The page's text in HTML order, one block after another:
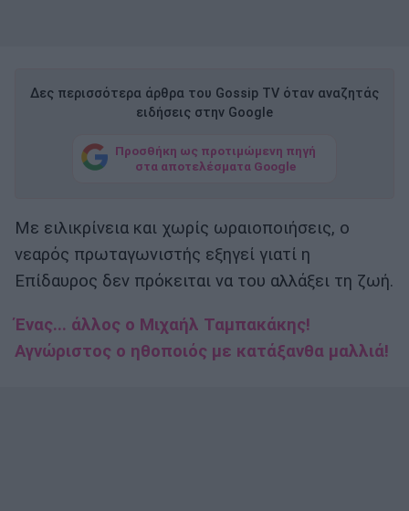
Δες περισσότερα άρθρα του Gossip TV όταν αναζητάς
ειδήσεις στην Google
Προσθήκη ως προτιμώμενη πηγή
στα αποτελέσματα Google
Με ειλικρίνεια και χωρίς ωραιοποιήσεις, ο
νεαρός πρωταγωνιστής εξηγεί γιατί η
Επίδαυρος δεν πρόκειται να του αλλάξει τη ζωή.
Ένας... άλλος ο Μιχαήλ Ταμπακάκης!
Αγνώριστος ο ηθοποιός με κατάξανθα μαλλιά!